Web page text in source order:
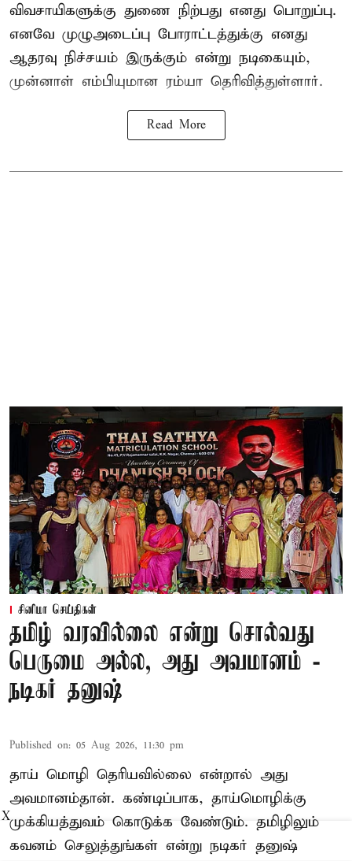
விவசாயிகளுக்கு துணை நிற்பது எனது பொறுப்பு.
எனவே முழுஅடைப்பு போராட்டத்துக்கு எனது
ஆதரவு நிச்சயம் இருக்கும் என்று நடிகையும்,
முன்னாள் எம்பியுமான ரம்யா தெரிவித்துள்ளார்.
Read More
சினிமா செய்திகள்
தமிழ் வரவில்லை என்று சொல்வது
பெருமை அல்ல, அது அவமானம் -
நடிகர் தனுஷ்
Published on: 05 Aug 2026, 11:30 pm
தாய் மொழி தெரியவில்லை என்றால் அது
அவமானம்தான். கண்டிப்பாக, தாய்மொழிக்கு
முக்கியத்துவம் கொடுக்க வேண்டும். தமிழிலும்
கவனம் செலுத்துங்கள் என்று நடிகர் தனுஷ்
X